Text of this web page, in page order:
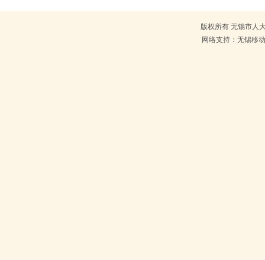
版权所有 无锡市人
网络支持：无锡移